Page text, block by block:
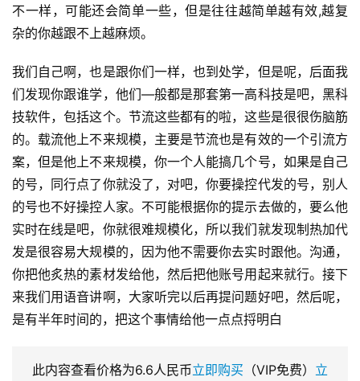
不一样，可能还会简单一些，但是往往越简单越有效,越复
杂的你越跟不上越麻烦。
我们自己啊，也是跟你们一样，也到处学，但是呢，后面我
们发现你跟谁学，他们—般都是那套第一高科技是吧，黑科
技软件，包括这个。节流这些都有的啦，这些是很很伤脑筋
的。载流他上不来规模，主要是节流也是有效的一个引流方
案，但是他上不来规模，你一个人能搞几个号，如果是自己
的号，同行点了你就没了，对吧，你要操控代发的号，别人
的号也不好操控人家。不可能根据你的提示去做的，要么他
实时在线是吧，你就很难规模化，所以我们就发现制热加代
发是很容易大规模的，因为他不需要你去实时跟他。沟通，
你把他炙热的素材发给他，然后把他账号用起来就行。接下
来我们用语音讲啊，大家听完以后再提问题好吧，然后呢，
是有半年时间的，把这个事情给他一点点捋明白
此内容查看价格为6.6人民币立即购买 （VIP免费） 立